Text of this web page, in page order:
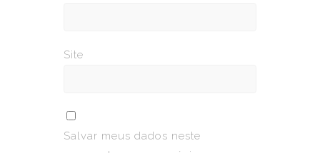
Site
Salvar meus dados neste